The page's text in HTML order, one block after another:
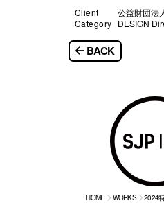
Client
公益財団法
Category DESIGN
BACK
HOME WORKS 2024